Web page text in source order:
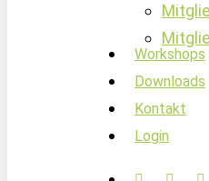
Workshops
Downloads
Kontakt
Login
facebooklinkedin